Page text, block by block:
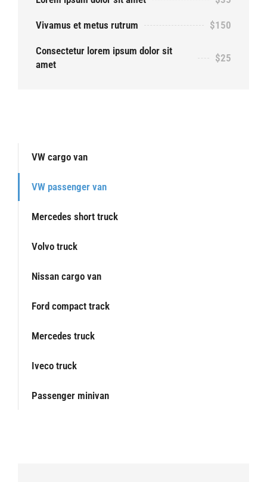
Vivamus et metus rutrum $150
Consectetur lorem ipsum dolor sit
amet
$25
VW cargo van
VW passenger van
Mercedes short truck
Volvo truck
Nissan cargo van
Ford compact track
Mercedes truck
Iveco truck
Passenger minivan